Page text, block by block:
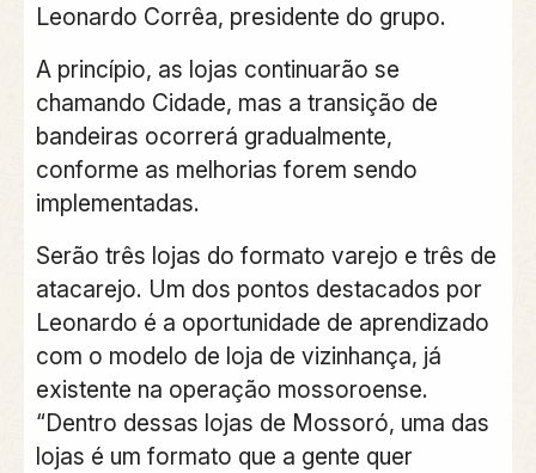
Leonardo Corrêa, presidente do grupo.
A princípio, as lojas continuarão se
chamando Cidade, mas a transição de
bandeiras ocorrerá gradualmente,
conforme as melhorias forem sendo
implementadas.
Serão três lojas do formato varejo e três de
atacarejo. Um dos pontos destacados por
Leonardo é a oportunidade de aprendizado
com o modelo de loja de vizinhança, já
existente na operação mossoroense.
“Dentro dessas lojas de Mossoró, uma das
lojas é um formato que a gente quer